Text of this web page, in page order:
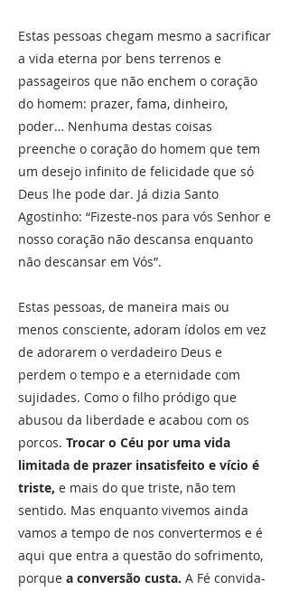
Estas pessoas chegam mesmo a sacrificar
a vida eterna por bens terrenos e
passageiros que não enchem o coração
do homem: prazer, fama, dinheiro,
poder… Nenhuma destas coisas
preenche o coração do homem que tem
um desejo infinito de felicidade que só
Deus lhe pode dar. Já dizia Santo
Agostinho: “Fizeste-nos para vós Senhor e
nosso coração não descansa enquanto
não descansar em Vós”.
Estas pessoas, de maneira mais ou
menos consciente, adoram ídolos em vez
de adorarem o verdadeiro Deus e
perdem o tempo e a eternidade com
sujidades. Como o filho pródigo que
abusou da liberdade e acabou com os
porcos. Trocar o Céu por uma vida
limitada de prazer insatisfeito e vício é
triste, e mais do que triste, não tem
sentido. Mas enquanto vivemos ainda
vamos a tempo de nos convertermos e é
aqui que entra a questão do sofrimento,
porque a conversão custa. A Fé convida-